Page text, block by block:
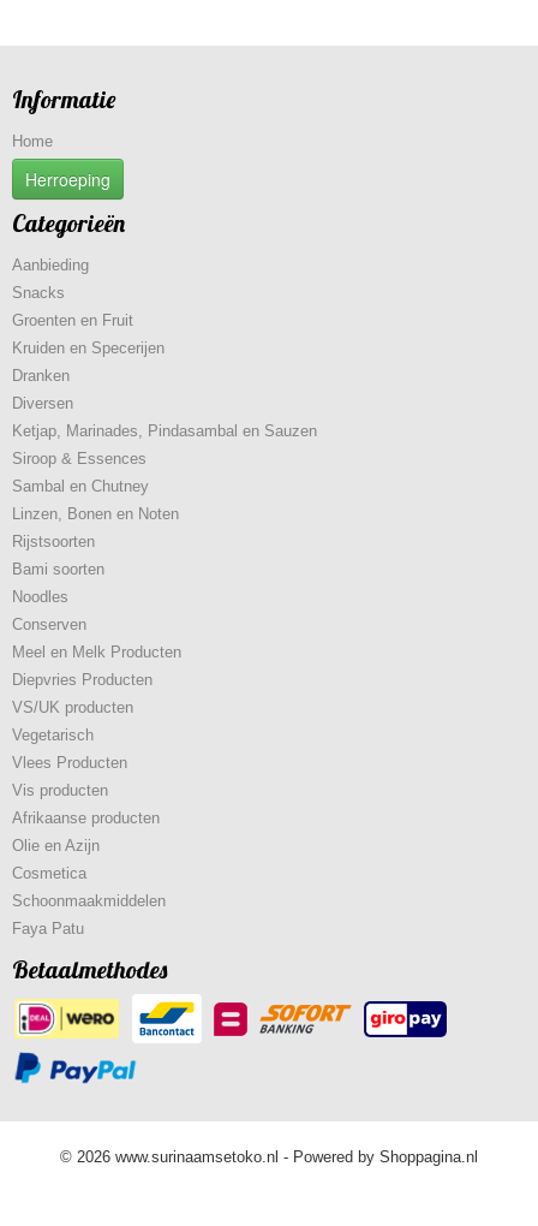
Informatie
Home
Herroeping
Categorieën
Aanbieding
Snacks
Groenten en Fruit
Kruiden en Specerijen
Dranken
Diversen
Ketjap, Marinades, Pindasambal en Sauzen
Siroop & Essences
Sambal en Chutney
Linzen, Bonen en Noten
Rijstsoorten
Bami soorten
Noodles
Conserven
Meel en Melk Producten
Diepvries Producten
VS/UK producten
Vegetarisch
Vlees Producten
Vis producten
Afrikaanse producten
Olie en Azijn
Cosmetica
Schoonmaakmiddelen
Faya Patu
Betaalmethodes
© 2026 www.surinaamsetoko.nl - Powered by Shoppagina.nl